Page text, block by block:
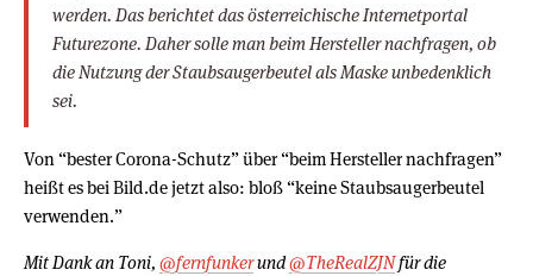
werden. Das berichtet das österreichische Internetportal
Futurezone. Daher solle man beim Hersteller nachfragen, ob
die Nutzung der Staubsaugerbeutel als Maske unbedenklich
sei.
Von “bester Corona-Schutz” über “beim Hersteller nachfragen”
heißt es bei Bild.de jetzt also: bloß “keine Staubsaugerbeutel
verwenden.”
Mit Dank an Toni, @fernfunkerund@TheRealZJNfür die